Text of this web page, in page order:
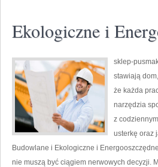
Ekologiczne i
sklep-
stawiają
że każda
narzędzia
z
usterkę oraz
Budowlane i Ekologiczne i
nie muszą być ciągiem nerwowych decyzji.